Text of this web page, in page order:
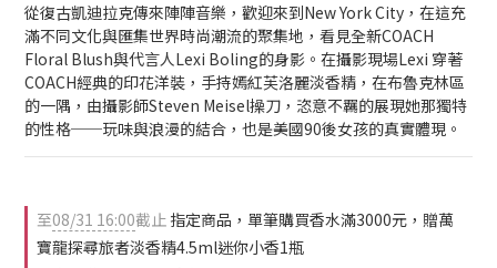
從復古凱迪拉克傳來陣陣音樂，歡迎來到New York City，在這充
滿不同文化與匯集世界時尚潮流的聚集地，看見全新COACH
Floral Blush與代言人Lexi Boling的身影。在攝影現場Lexi 穿著
COACH經典的印花洋裝，手持嫣紅芙洛麗淡香精，在布魯克林區
的一隅，由攝影師Steven Meisel操刀，恣意不羈的展現她那獨特
的性格──玩味與浪漫的結合，也是美國90後女孩的真實體現。
至08/31 16:00截止 指定商品，單筆購買香水滿3000元，贈萬
寶龍探尋旅者淡香精4.5ml迷你小香1瓶